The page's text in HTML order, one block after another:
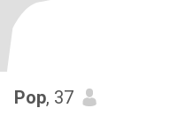
Pop, 37